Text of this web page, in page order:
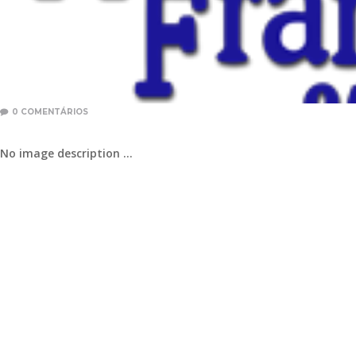
0 COMENTÁRIOS
No image description ...